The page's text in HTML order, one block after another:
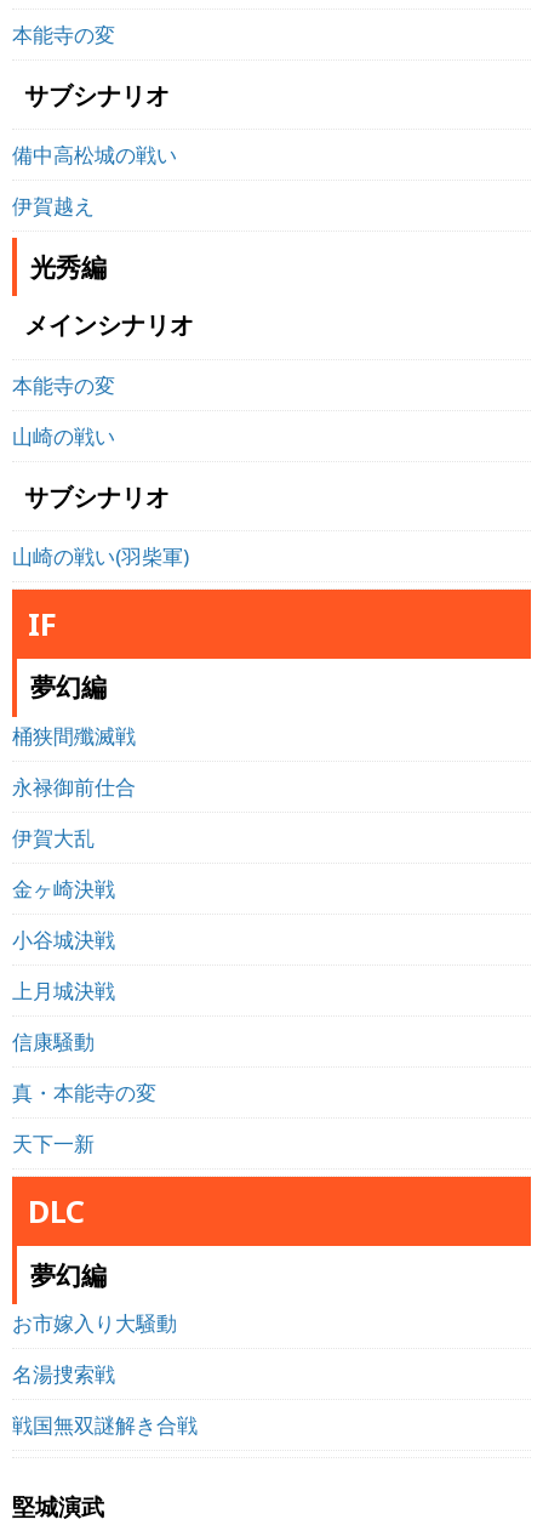
本能寺の変
サブシナリオ
備中高松城の戦い
伊賀越え
光秀編
メインシナリオ
本能寺の変
山崎の戦い
サブシナリオ
山崎の戦い(羽柴軍)
IF
夢幻編
桶狭間殲滅戦
永禄御前仕合
伊賀大乱
金ヶ崎決戦
小谷城決戦
上月城決戦
信康騒動
真・本能寺の変
天下一新
DLC
夢幻編
お市嫁入り大騒動
名湯捜索戦
戦国無双謎解き合戦
堅城演武